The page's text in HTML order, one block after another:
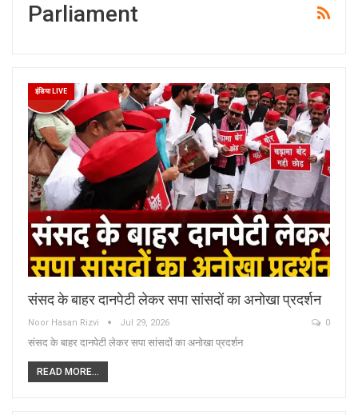
Parliament
इंडिया LIVE
संसद के बाहर दानपेटी लेकर सपा सांसदों का अनोखा प्रदर्शन
Noor Hasan Rizvi Jul 29, 2026 0
संसद के बाहर दानपेटी लेकर सपा सांसदों का अनोखा प्रदर्शन
READ MORE...